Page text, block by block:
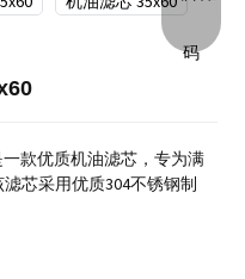
款优质机油滤芯，专为满
芯采用优质304不锈钢制